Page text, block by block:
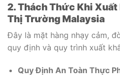
2. Thách Thức Khi Xuất
Thị Trường Malaysia
Đây là mặt hàng nhạy cảm,
quy định và quy trình xuất
Quy Định An Toàn Thực